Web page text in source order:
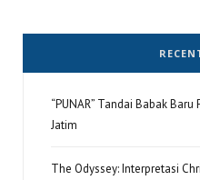
“PUNAR” Tandai Babak
Jatim
The Odyssey: Interpretasi